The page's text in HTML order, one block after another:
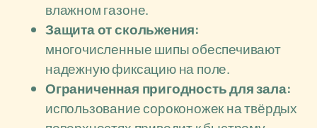
влажном газоне.
Защита от скольжения:
многочисленные шипы обеспечивают
надежную фиксацию на поле.
Ограниченная пригодность для зала:
использование сороконожек на твёрдых